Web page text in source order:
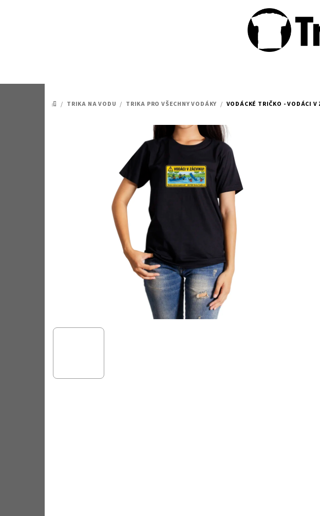
DOMŮ
/ TRIKA NA VODU / TRIKA PRO VŠECHNY VODÁKY / VODÁCKÉ TRIČKO - VODÁCI V